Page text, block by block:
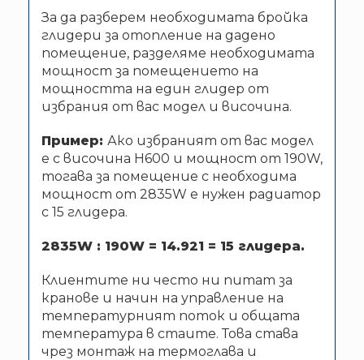
За да разберем необходимата бройка
глидери за отопление на дадено
помещение, разделяме необходимата
мощност за помещението на
мощността на един глидер от
избрания от вас модел и височина.
Пример: Ако избраният от вас модел
е с височина Н600 и мощност от 190W,
тогава за помещение с необходима
мощност от 2835W е нужен радиатор
с 15 глидера.
2835W : 190W = 14.921 = 15 глидера.
Клиентите ни често ни питат за
кранове и начин на управление на
температурният поток и общата
температура в стаите. Това става
чрез монтаж на термоглава и